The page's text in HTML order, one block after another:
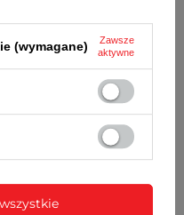
z możliwością
na godz. 3
bez
- 3 lata
(wymagane) Zawsze
aktywne